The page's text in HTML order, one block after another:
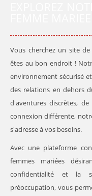
Vous cherchez un site
êtes au bon endroit !
environnement sécurisé
des relations en dehors
d'aventures discrètes,
connexion différente,
s'adresse à vos besoins.
Avec une plateforme
femmes mariées
confidentialité et la
préoccupation, vous